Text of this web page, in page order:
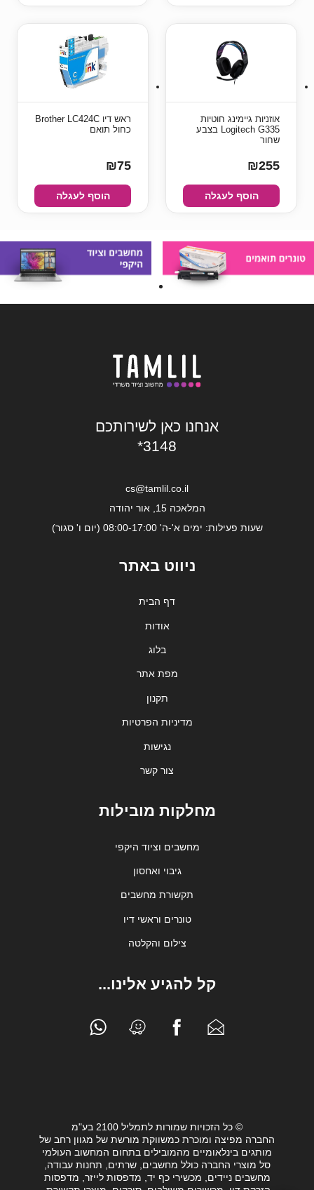
אוזניות גיימינג חוטיות
Logitech G335 בצבע
שחור
₪255
הוסף לעגלה
ראש דיו Brother LC424C
כחול תואם
₪75
הוסף לעגלה
אנחנו כאן לשירותכם
*3148
cs@tamlil.co.il
המלאכה 15, אור יהודה
שעות פעילות: ימים א'-ה' 08:00-17:00 (יום ו' סגור)
ניווט באתר
דף הבית
אודות
בלוג
מפת אתר
תקנון
מדיניות הפרטיות
נגישות
צור קשר
מחלקות מובילות
מחשבים וציוד היקפי
גיבוי ואחסון
תקשורת מחשבים
טונרים וראשי דיו
צילום והקלטה
קל להגיע אלינו...
© כל הזכויות שמורות לתמליל 2100 בע"מ
החברה מפיצה ומוכרת כמשווקת מורשת של מגוון רחב של
מותגים בינלאומיים מהמובילים בתחום המחשוב העולמי
סל מוצרי החברה כולל מחשבים, שרתים, תחנות עבודה,
מחשבים ניידים, מכשירי כף יד, מדפסות לייזר, מדפסות